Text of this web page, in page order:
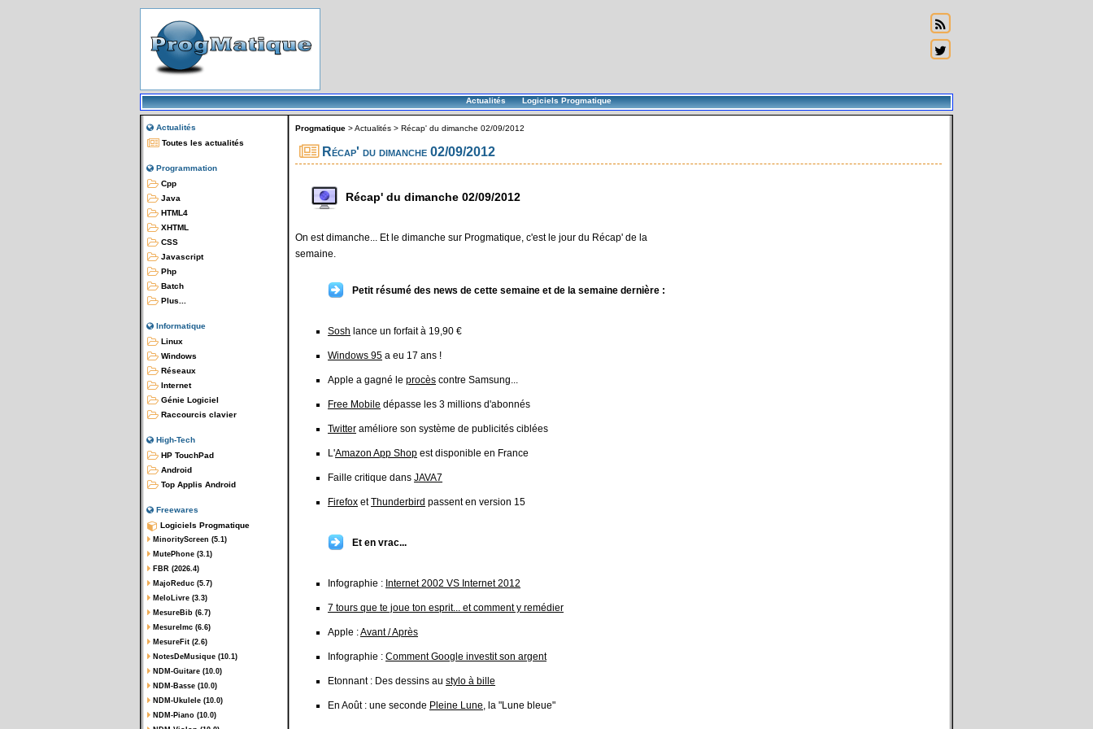
Actualités Logiciels Progmatique
Actualités
Toutes les actualités
Programmation
Cpp
Java
HTML4
XHTML
CSS
Javascript
Php
Batch
Plus...
Informatique
Linux
Windows
Réseaux
Internet
Génie Logiciel
Raccourcis clavier
High-Tech
HP TouchPad
Android
Top Applis Android
Freewares
Logiciels Progmatique
MinorityScreen (5.1)
MutePhone (3.1)
FBR (2026.4)
MajoReduc (5.7)
MeloLivre (3.3)
MesureBib (6.7)
MesureImc (6.6)
MesureFit (2.6)
NotesDeMusique (10.1)
NDM-Guitare (10.0)
NDM-Basse (10.0)
NDM-Ukulele (10.0)
NDM-Piano (10.0)
Progmatique >Actualités > Récap' du dimanche 02/09/2012
Récap' du dimanche 02/09/2012
Récap' du dimanche 02/09/2012
On est dimanche... Et le dimanche sur Progmatique, c'est le jour du Récap' de la
semaine.
Petit résumé des news de cette semaine et de la semaine dernière :
Sosh lance un forfait à 19,90 €
Windows 95 a eu 17 ans !
Apple a gagné le procès contre Samsung...
Free Mobile dépasse les 3 millions d'abonnés
Twitter améliore son système de publicités ciblées
L'Amazon App Shop est disponible en France
Faille critique dans JAVA7
Firefox etThunderbird passent en version 15
Et en vrac...
Infographie : Internet 2002 VS Internet 2012
7 tours que te joue ton esprit... et comment y remédier
Apple :Avant / Après
Infographie : Comment Google investit son argent
Etonnant : Des dessins au stylo à bille
En Août : une seconde Pleine Lune, la "Lune bleue"